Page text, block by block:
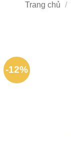
Trang chủ /
-12%